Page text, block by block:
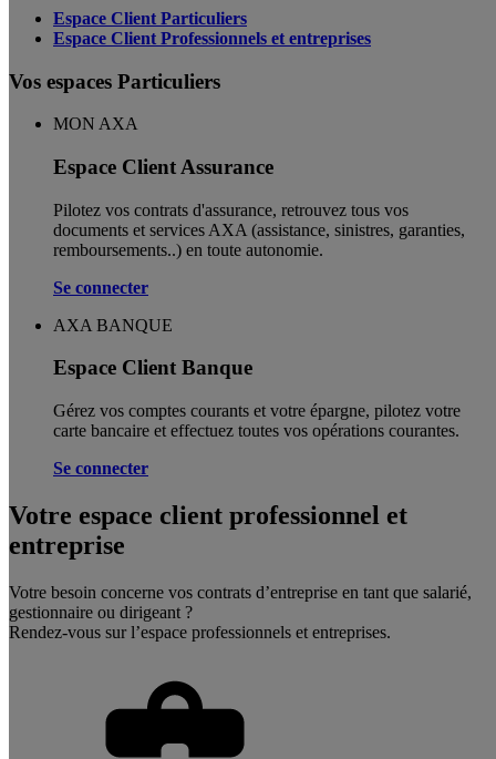
Espace Client Particuliers
Espace Client Professionnels et entreprises
Vos espaces Particuliers
MON AXA
Espace Client Assurance
Pilotez vos contrats d'assurance, retrouvez tous vos
documents et services AXA (assistance, sinistres, garanties,
remboursements..) en toute autonomie. ​
Se connecter
AXA BANQUE
Espace Client Banque
Gérez vos comptes courants et votre épargne, pilotez votre
carte bancaire et effectuez toutes vos opérations courantes.
Se connecter
Votre espace client professionnel et
entreprise
Votre besoin concerne vos contrats d’entreprise en tant que salarié,
gestionnaire ou dirigeant ?
Rendez-vous sur l’espace professionnels et entreprises.